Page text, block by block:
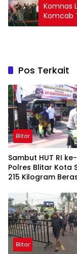
Komnas
Komcab
Pos Terkait
Blitar
Sambut HUT RI ke-
Polres Blitar Kota
215 Kilogram
Murah
Blitar